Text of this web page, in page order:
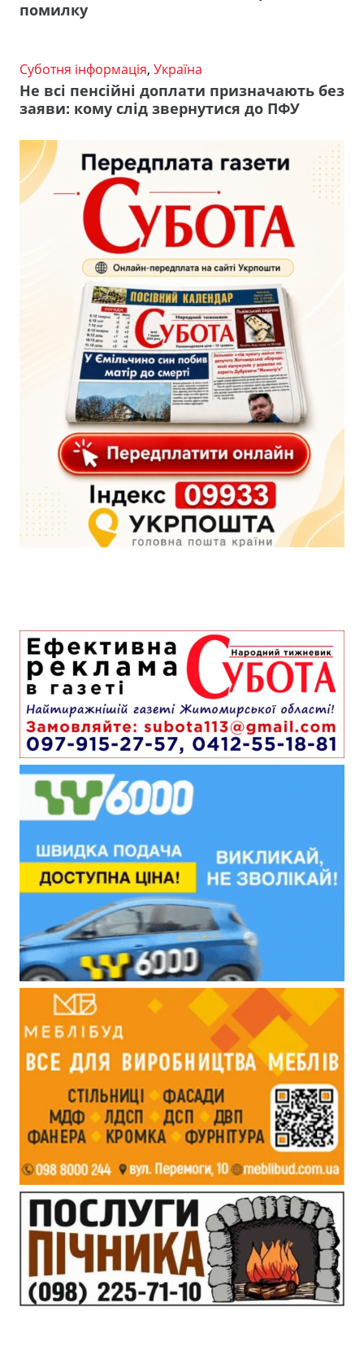
помилку
Суботня інформація, Україна
Не всі пенсійні доплати призначають без
заяви: кому слід звернутися до ПФУ